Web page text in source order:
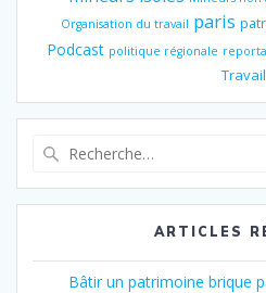
Organisation du travail paris
Podcast politique régionale
Travail
:
ARTICLES
Bâtir un patrimoine brique